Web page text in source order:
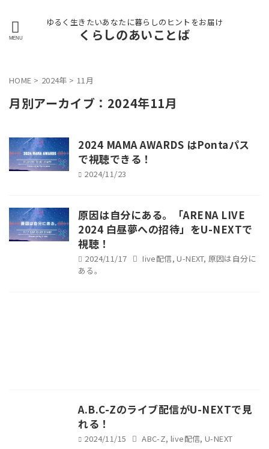
ゆるく生きたいあなたに暮らしのヒントをお届け
くらしのあいことば
HOME > 2024年 > 11月
月別アーカイブ：2024年11月
2024 MAMA AWARDS はPontaパス
で視聴できる！
2024/11/23
原因は自分にある。「ARENA LIVE
2024 白昼夢への招待」をU-NEXTで
視聴！
2024/11/17 Iive配信,U-NEXT, 原因は自分に
ある。
A.B.C-Zのライブ配信がU-NEXTで見
れる！
2024/11/15 ABC-Z, live配信,U-NEXT